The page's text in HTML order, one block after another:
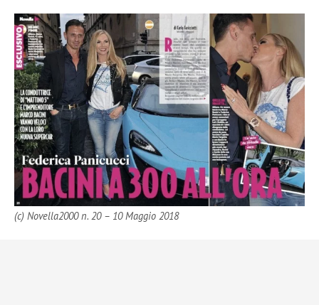
(c) Novella2000 n. 20 – 10 Maggio 2018